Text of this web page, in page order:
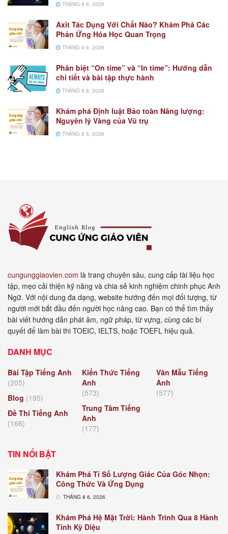
THÁNG 8 6, 2026
Axit Tác Dụng Với Chất Nào? Khám Phá Các
Phản Ứng Hóa Học Quan Trọng
THÁNG 8 6, 2026
Phân biệt “On time” và “In time”: Hướng dẫn
chi tiết và bài tập thực hành
THÁNG 8 6, 2026
Khám phá Định luật Bảo toàn Năng lượng:
Nguyên lý Vàng của Vũ trụ
THÁNG 8 5, 2026
cungunggiaovien.com là trang chuyên sâu, cung cấp tài liệu học
tập, mẹo cải thiện kỹ năng và chia sẻ kinh nghiệm chinh phục Anh
Ngữ. Với nội dung đa dạng, website hướng đến mọi đối tượng, từ
người mới bắt đầu đến người học nâng cao. Bạn có thể tìm thấy
bài viết hướng dẫn phát âm, ngữ pháp, từ vựng, cùng các bí
quyết để làm bài thi TOEIC, IELTS, hoặc TOEFL hiệu quả.
DANH MỤC
Bài Tập Tiếng Anh
(205)
Blog (195)
Đề Thi Tiếng Anh
(166)
Kiến Thức Tiếng
Anh
(573)
Trung Tâm Tiếng
Anh
(177)
Văn Mẫu Tiếng
Anh
(577)
TIN NỔI BẬT
Khám Phá Tỉ Số Lượng Giác Của Góc Nhọn:
Công Thức Và Ứng Dụng
THÁNG 8 6, 2026
Khám Phá Hệ Mặt Trời: Hành Trình Qua 8 Hành
Tinh Kỳ Diệu